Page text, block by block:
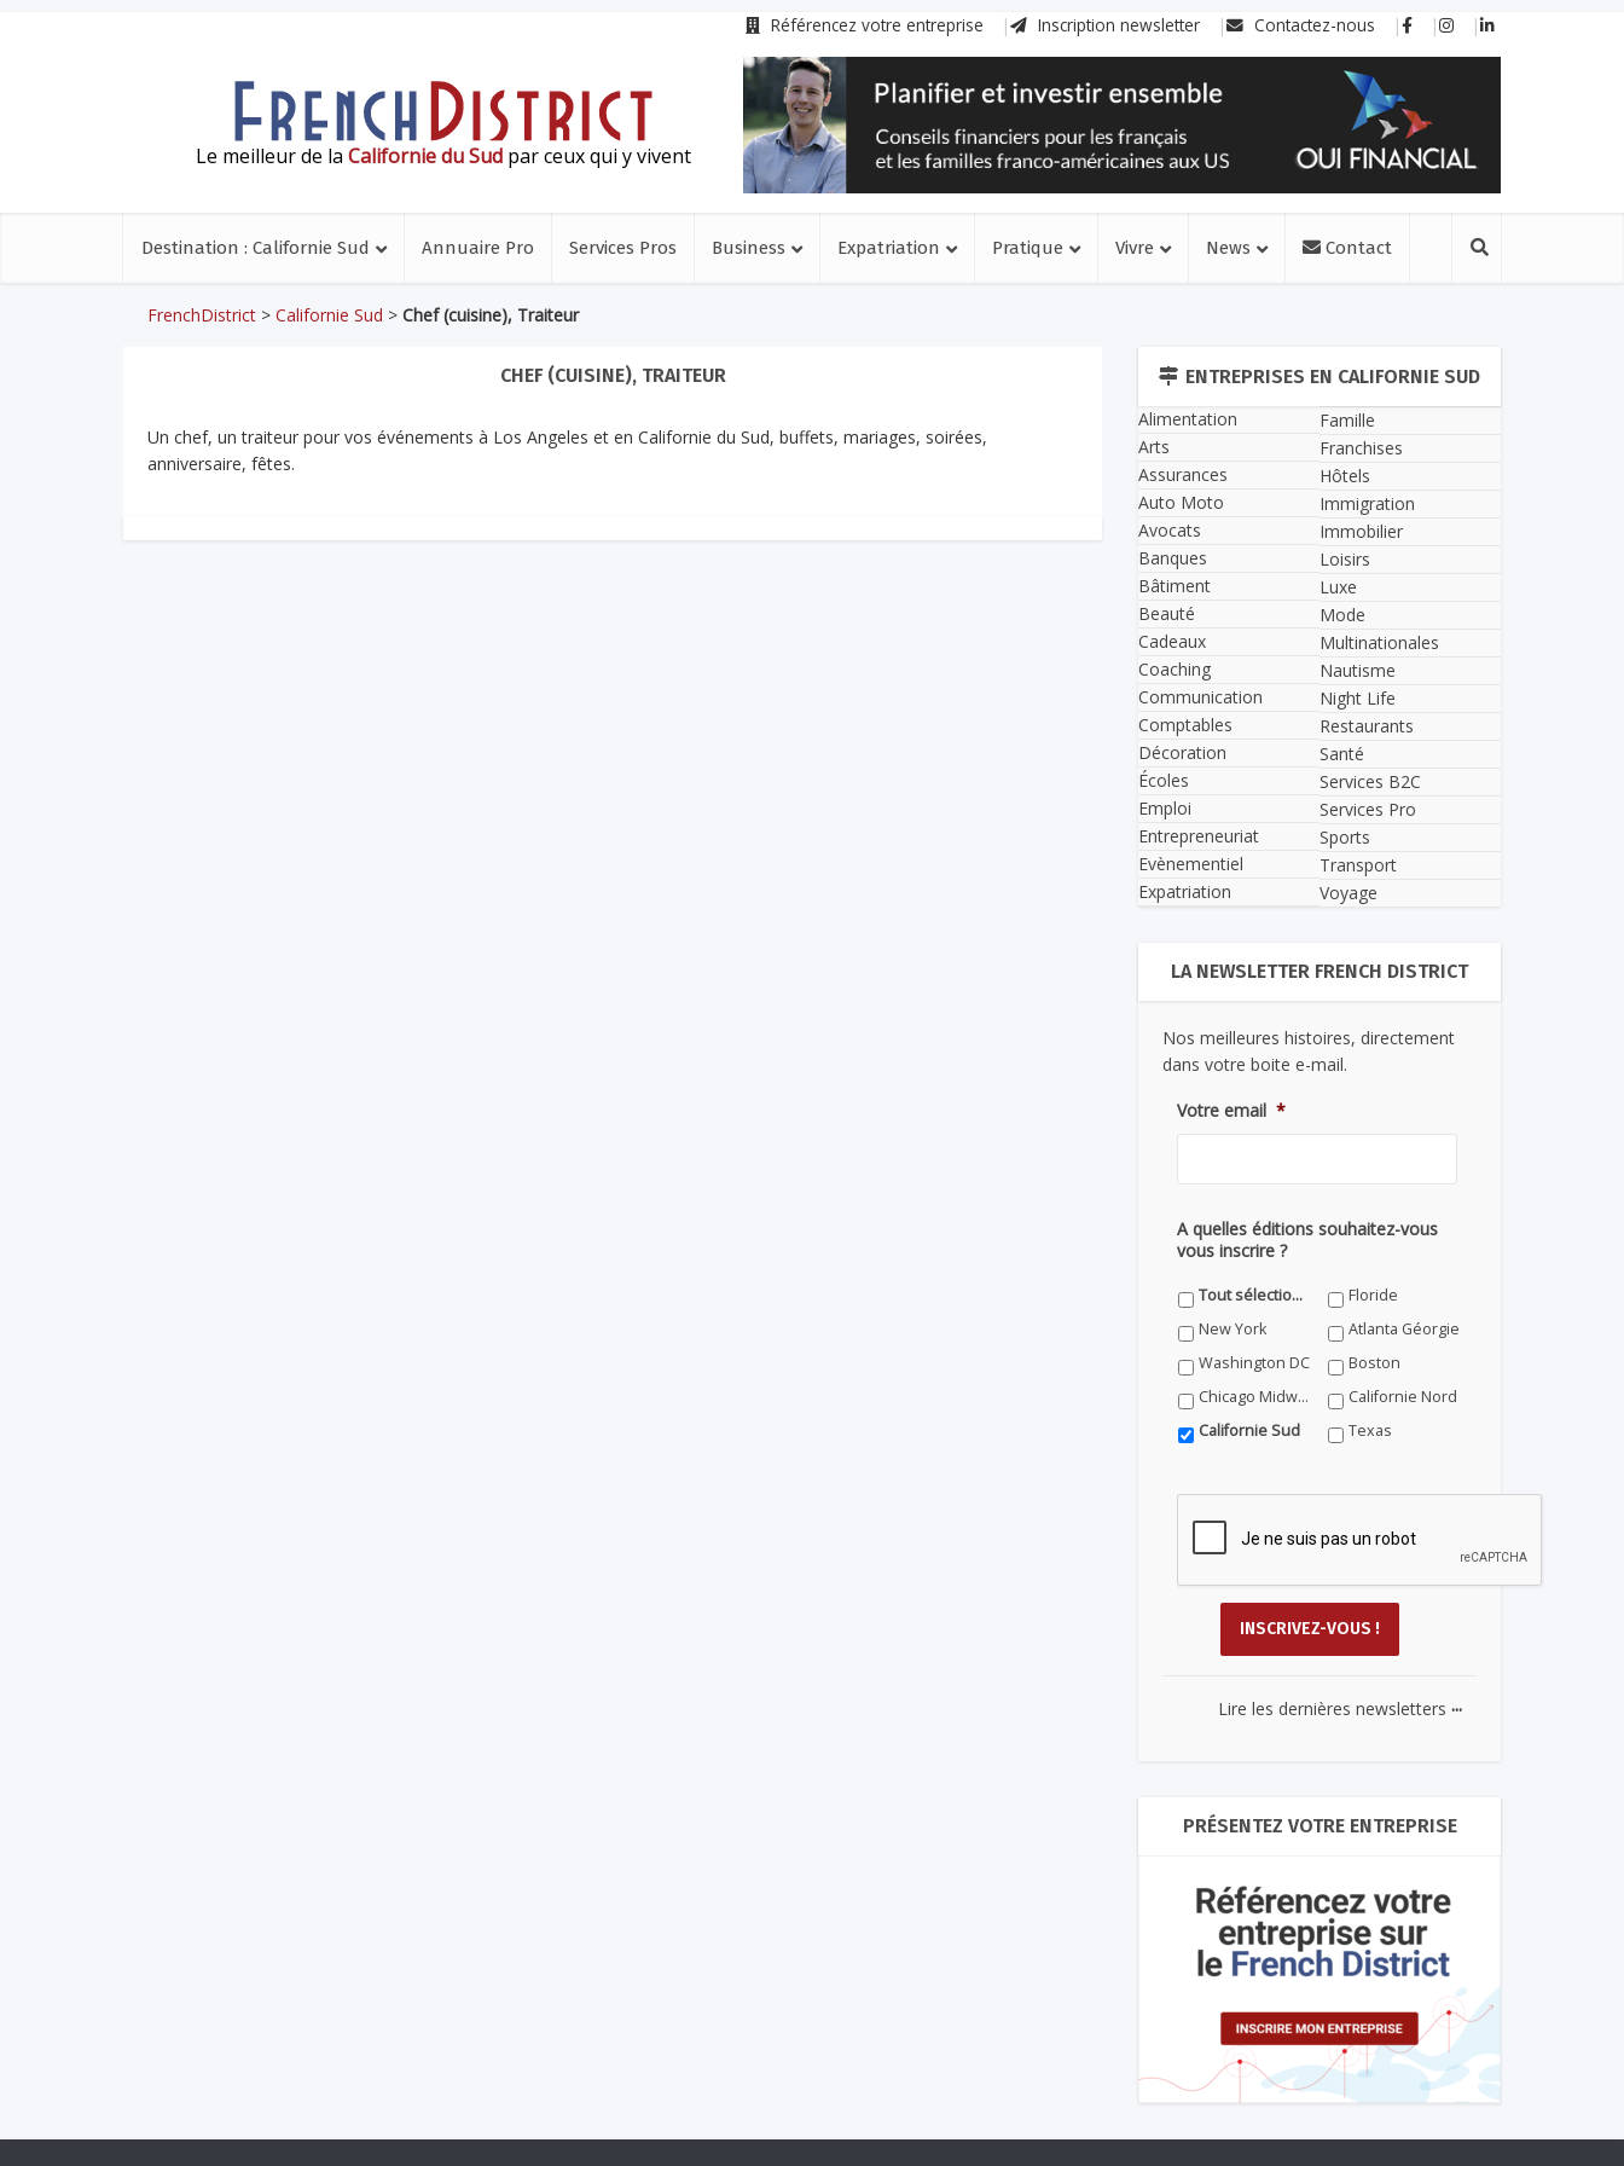
Référencez votre entreprise Inscription newsletter Contactez-nous
Le meilleur de la Californie du Sud par ceux qui y vivent
Destination : Californie Sud Annuaire Pro Services Pros Business Expatriation Pratique Vivre News Contact
FrenchDistrict > Californie Sud > Chef (cuisine), Traiteur
CHEF (CUISINE), TRAITEUR
Un chef, un traiteur pour vos événements à Los Angeles et en Californie du Sud, buffets, mariages, soirées,
anniversaire, fêtes.
ENTREPRISES EN CALIFORNIE SUD
Alimentation
Arts
Assurances
Auto Moto
Avocats
Banques
Bâtiment
Beauté
Cadeaux
Coaching
Communication
Comptables
Décoration
Écoles
Emploi
Entrepreneuriat
Evènementiel
Expatriation
Famille
Franchises
Hôtels
Immigration
Immobilier
Loisirs
Luxe
Mode
Multinationales
Nautisme
Night Life
Restaurants
Santé
Services B2C
Services Pro
Sports
Transport
Voyage
LA NEWSLETTER FRENCH DISTRICT
Nos meilleures histoires, directement
dans votre boite e-mail.
Votre email *
A quelles éditions souhaitez-vous
vous inscrire ?
Tout sélectionner
Floride
New York
Atlanta Géorgie
Washington DC
Boston
Chicago Midwest
Californie Nord
Californie Sud
Texas
Lire les dernières newsletters ...
PRÉSENTEZ VOTRE ENTREPRISE